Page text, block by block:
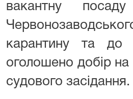
вакантну
карантину та до
оголошено добір
судового засідання.